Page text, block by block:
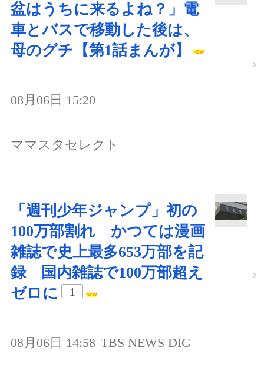
盆はうちに来るよね？」電
車とバスで移動した後は、
母のグチ【第1話まんが】
08月06日 15:20
ママスタセレクト
「週刊少年ジャンプ」初の
100万部割れ かつては漫画
雑誌で史上最多653万部を記
録 国内雑誌で100万部超え
ゼロに
1
08月06日 14:58 TBS NEWS DIG